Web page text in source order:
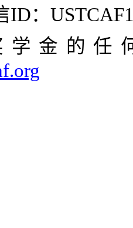
ID：
学金的任